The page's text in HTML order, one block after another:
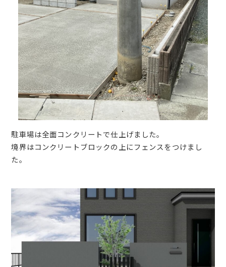
駐車場は全面コンクリートで仕上げました。
境界はコンクリートブロックの上にフェンスをつけまし
た。